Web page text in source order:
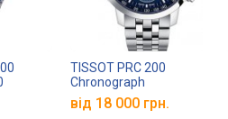
TISSOT PRC 200
Chronograph
T114.417.11.047.00
від 18 000 грн.